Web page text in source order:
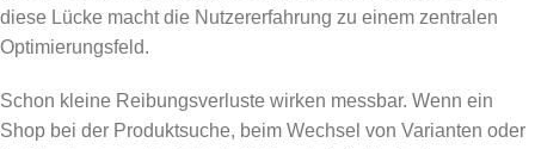
diese Lücke macht die Nutzererfahrung zu einem zentralen
Optimierungsfeld.
Schon kleine Reibungsverluste wirken messbar. Wenn ein
Shop bei der Produktsuche, beim Wechsel von Varianten oder